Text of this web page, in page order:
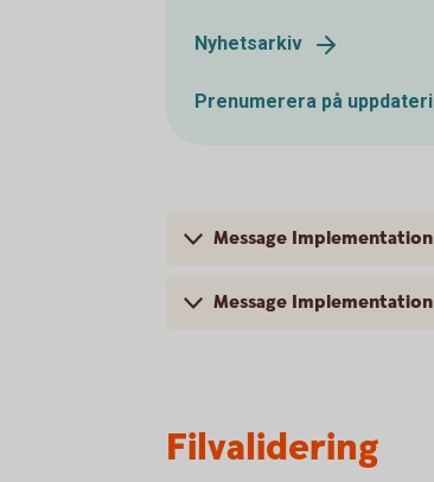
Nyhetsarkiv
Prenumerera på
Message
Message
Filvalidering